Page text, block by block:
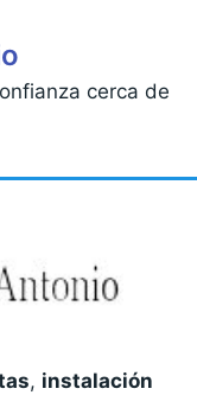
cerca de
, instalación